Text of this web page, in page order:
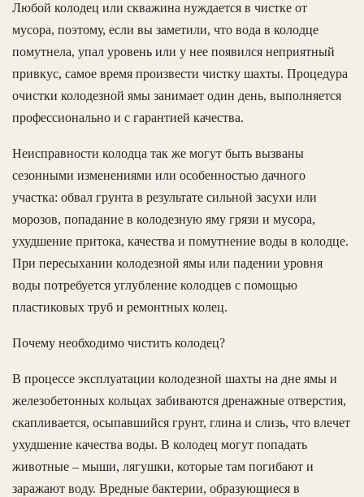
Любой колодец или скважина нуждается в чистке от
мусора, поэтому, если вы заметили, что вода в колодце
помутнела, упал уровень или у нее появился неприятный
привкус, самое время произвести чистку шахты. Процедура
очистки колодезной ямы занимает один день, выполняется
профессионально и с гарантией качества.
Неисправности колодца так же могут быть вызваны
сезонными изменениями или особенностью дачного
участка: обвал грунта в результате сильной засухи или
морозов, попадание в колодезную яму грязи и мусора,
ухудшение притока, качества и помутнение воды в колодце.
При пересыхании колодезной ямы или падении уровня
воды потребуется углубление колодцев с помощью
пластиковых труб и ремонтных колец.
Почему необходимо чистить колодец?
В процессе эксплуатации колодезной шахты на дне ямы и
железобетонных кольцах забиваются дренажные отверстия,
скапливается, осыпавшийся грунт, глина и слизь, что влечет
ухудшение качества воды. В колодец могут попадать
животные – мыши, лягушки, которые там погибают и
заражают воду. Вредные бактерии, образующиеся в